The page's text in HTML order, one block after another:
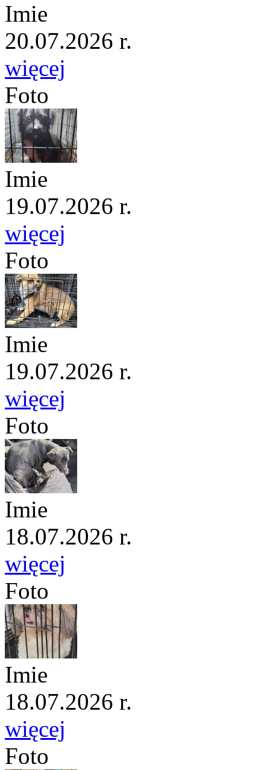
Imie
20.07.2026 r.
więcej
Foto
Imie
19.07.2026 r.
więcej
Foto
Imie
19.07.2026 r.
więcej
Foto
Imie
18.07.2026 r.
więcej
Foto
Imie
18.07.2026 r.
więcej
Foto